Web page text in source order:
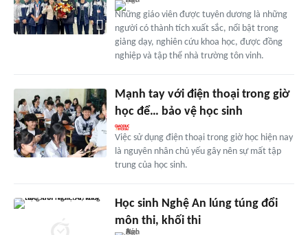
Những giáo viên được tuyên dương là những
người có thành tích xuất sắc, nổi bật trong
giảng dạy, nghiên cứu khoa học, được đồng
nghiệp và tập thể nhà trường tôn vinh.
Mạnh tay với điện thoại trong giờ
học để… bảo vệ học sinh
Việc sử dụng điện thoại trong giờ học hiện nay
là nguyên nhân chủ yếu gây nên sự mất tập
trung của học sinh.
Học sinh Nghệ An lúng túng đổi
môn thi, khối thi